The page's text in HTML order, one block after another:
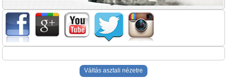
Váltás asztali nézetre